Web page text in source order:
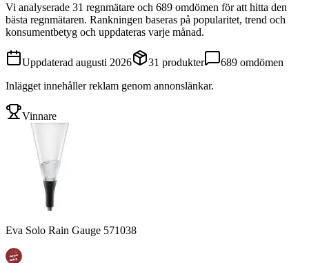
Vi analyserade 31 regnmätare och 689 omdömen för att hitta den
bästa regnmätaren. Rankningen baseras på popularitet, trend och
konsumentbetyg och uppdateras varje månad.
Uppdaterad augusti 2026 31 produkter 689 omdömen
Inlägget innehåller reklam genom annonslänkar.
Vinnare
Eva Solo Rain Gauge 571038